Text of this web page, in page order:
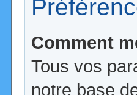
Comment
Tous vos
notre base